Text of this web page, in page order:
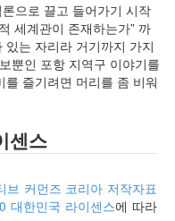
으로 끌고 들어가기 시작
세계관이 존재하는가” 까
는 자리라 거기까지 가지
뿐인 포항 지역구 이야기를
즐기려면 머리를 좀 비워
센스
브 커먼즈 코리아 저작자표
대한민국 라이센스에 따라